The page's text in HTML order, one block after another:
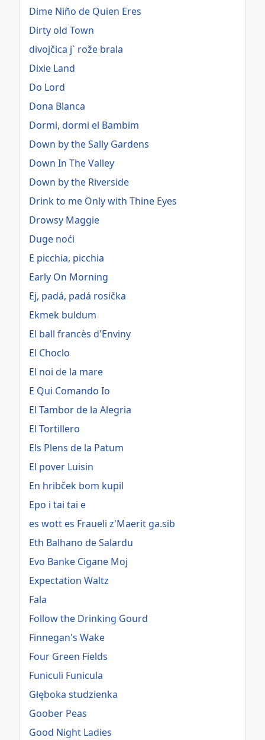
Dime Niño de Quien Eres
Dirty old Town
divojčica j` rože brala
Dixie Land
Do Lord
Dona Blanca
Dormi, dormi el Bambim
Down by the Sally Gardens
Down In The Valley
Down by the Riverside
Drink to me Only with Thine Eyes
Drowsy Maggie
Duge noći
E picchia, picchia
Early On Morning
Ej, padá, padá rosička
Ekmek buldum
El ball francès d'Enviny
El Choclo
El noi de la mare
E Qui Comando Io
El Tambor de la Alegria
El Tortillero
Els Plens de la Patum
El pover Luisin
En hribček bom kupil
Epo i tai tai e
es wott es Fraueli z'Maerit ga.sib
Eth Balhano de Salardu
Evo Banke Cigane Moj
Expectation Waltz
Fala
Follow the Drinking Gourd
Finnegan's Wake
Four Green Fields
Funiculi Funicula
Głęboka studzienka
Goober Peas
Good Night Ladies